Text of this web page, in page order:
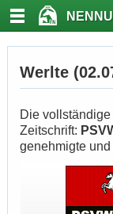
Werlte
Die
Zeitschrift:
genehmigte